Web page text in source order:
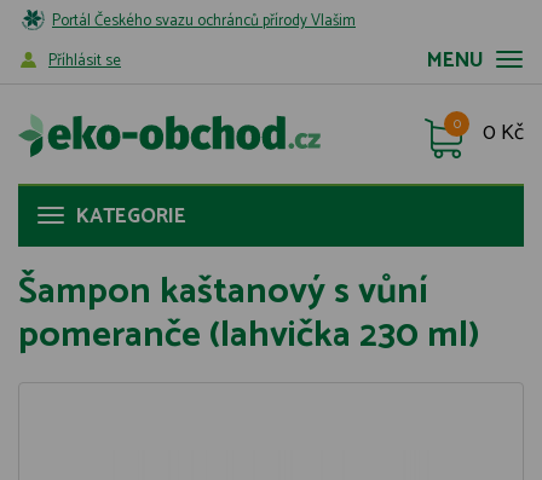
Portál Českého svazu ochránců přírody Vlašim
MENU
Příhlásit se
0 Kč
0
KATEGORIE
Šampon kaštanový s vůní
pomeranče (lahvička 230 ml)